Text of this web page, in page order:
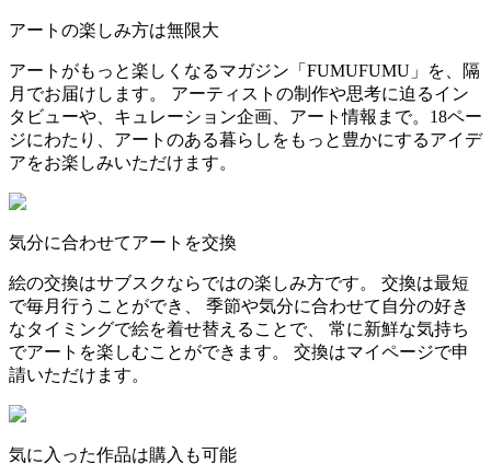
アートの楽しみ方は無限大
アートがもっと楽しくなるマガジン「FUMUFUMU」を、隔
月でお届けします。 アーティストの制作や思考に迫るイン
タビューや、キュレーション企画、アート情報まで。18ペー
ジにわたり、アートのある暮らしをもっと豊かにするアイデ
アをお楽しみいただけます。
気分に合わせてアートを交換
絵の交換はサブスクならではの楽しみ方です。 交換は最短
で毎月行うことができ、 季節や気分に合わせて自分の好き
なタイミングで絵を着せ替えることで、 常に新鮮な気持ち
でアートを楽しむことができます。 交換はマイページで申
請いただけます。
気に入った作品は購入も可能